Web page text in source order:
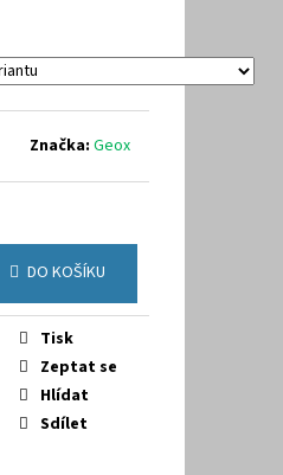
Značka:Geox
DO KOŠÍKU
Tisk
Zeptat se
Hlídat
Sdílet